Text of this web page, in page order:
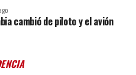
cambió de piloto y el avión